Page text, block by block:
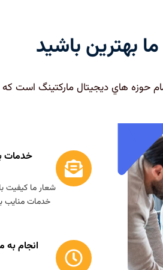
ما بهترين باشيد
هاي ديجيتال مارکتينگ است
خدمات
شعار ما کيفيت
خدمات
انجام به